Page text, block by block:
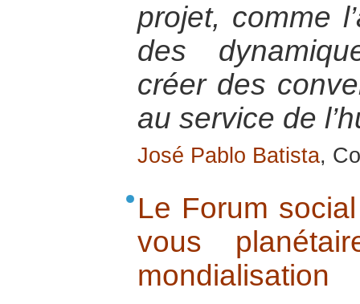
projet, comme
des
créer des
au service de
José Pablo Batista,
Le Forum
vous
mondialisation